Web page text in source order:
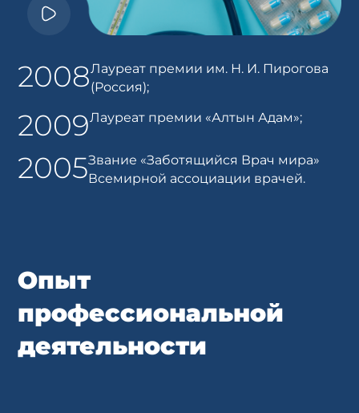
2008Лауреат премии им. Н. И. Пирогова
(Россия);
2009Лауреат премии «Алтын Адам»;
2005Звание «Заботящийся Врач мира»
Всемирной ассоциации врачей.
Опыт
профессиональной
деятельности